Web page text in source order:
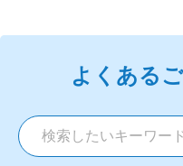
よくある